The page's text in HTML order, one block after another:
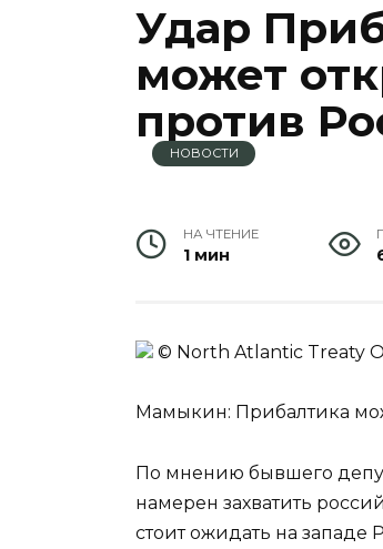
Удар
может
против
НОВОСТИ
НА ЧТЕНИЕ
1 мин
© North Atlantic Treaty
Мамыкин: Прибалтика
По мнению бывшего
намерен захватить
стоит ожидать на западе